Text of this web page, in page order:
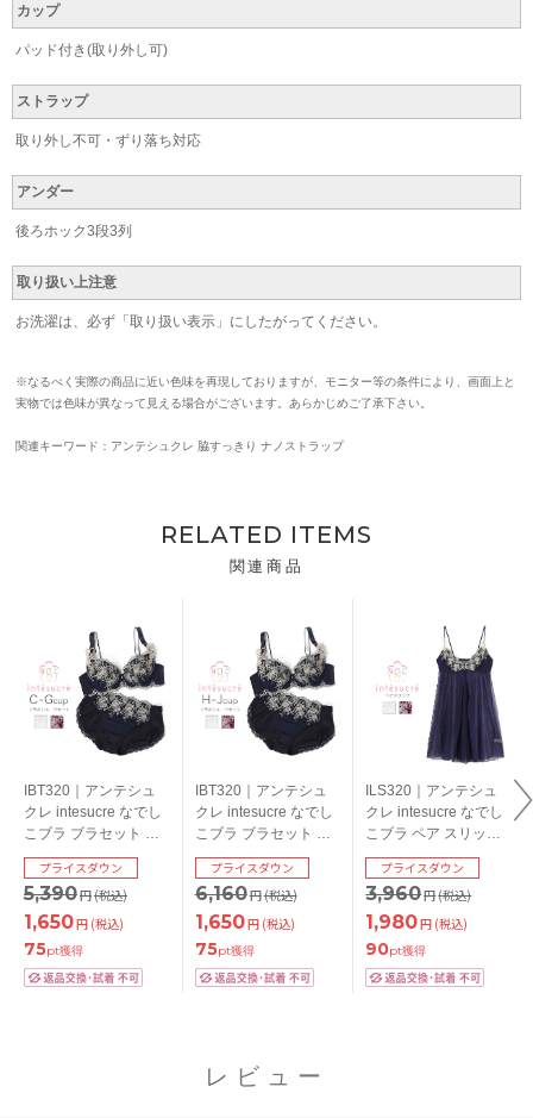
カップ
パッド付き(取り外し可)
ストラップ
取り外し不可・ずり落ち対応
アンダー
後ろホック3段3列
取り扱い上注意
お洗濯は、必ず「取り扱い表示」にしたがってください。
※なるべく実際の商品に近い色味を再現しておりますが、モニター等の条件により、画面上と
実物では色味が異なって見える場合がございます。あらかじめご了承下さい。
関連キーワード：アンテシュクレ 脇すっきり ナノストラップ
RELATED ITEMS
関連商品
IBT320｜アンテシュ
クレ intesucre なでし
こブラ ブラセット 全3
色 C-G/65-75
5,390円(税込)
プライスダウン
1,650円 (税込)
75pt獲得
IBT320｜アンテシュ
クレ intesucre なでし
こブラ ブラセット 全3
色 H-J/65-85
6,160円(税込)
プライスダウン
1,650円 (税込)
75pt獲得
ILS320｜アンテシュ
クレ intesucre なでし
こブラ ペア スリップ
全3色 M/L
3,960円(税込)
プライスダウン
1,980円 (税込)
90pt獲得
レビュー